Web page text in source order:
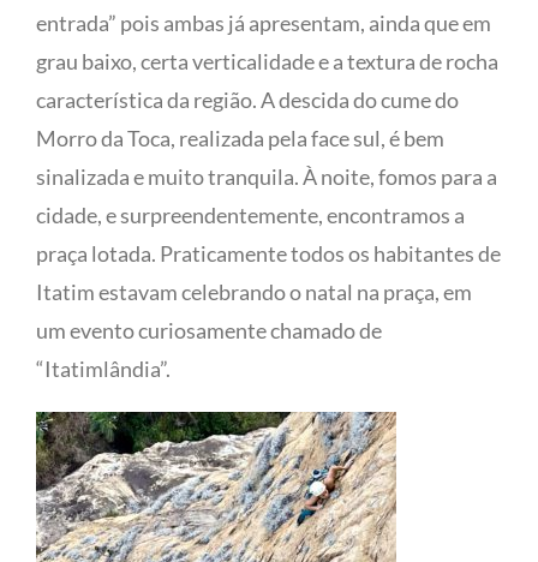
entrada” pois ambas já apresentam, ainda que em
grau baixo, certa verticalidade e a textura de rocha
característica da região. A descida do cume do
Morro da Toca, realizada pela face sul, é bem
sinalizada e muito tranquila. À noite, fomos para a
cidade, e surpreendentemente, encontramos a
praça lotada. Praticamente todos os habitantes de
Itatim estavam celebrando o natal na praça, em
um evento curiosamente chamado de
“Itatimlândia”.